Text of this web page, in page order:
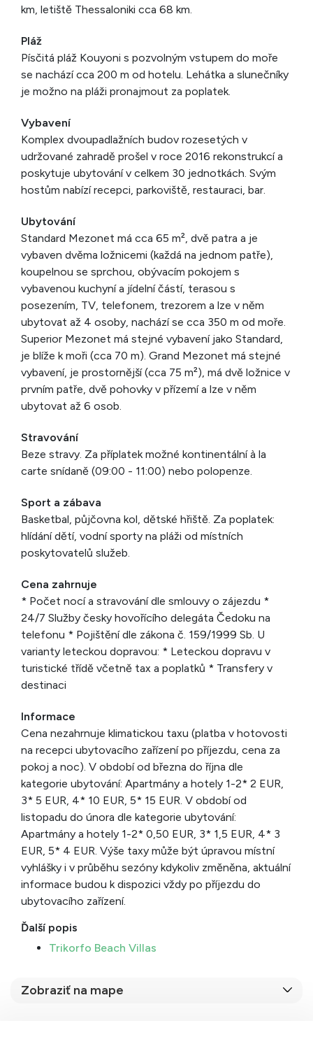
km, letiště Thessaloniki cca 68 km.
Pláž
Písčitá pláž Kouyoni s pozvolným vstupem do moře
se nachází cca 200 m od hotelu. Lehátka a slunečníky
je možno na pláži pronajmout za poplatek.
Vybavení
Komplex dvoupadlažních budov rozesetých v
udržované zahradě prošel v roce 2016 rekonstrukcí a
poskytuje ubytování v celkem 30 jednotkách. Svým
hostům nabízí recepci, parkoviště, restauraci, bar.
Ubytování
Standard Mezonet má cca 65 m², dvě patra a je
vybaven dvěma ložnicemi (každá na jednom patře),
koupelnou se sprchou, obývacím pokojem s
vybavenou kuchyní a jídelní částí, terasou s
posezením, TV, telefonem, trezorem a lze v něm
ubytovat až 4 osoby, nachází se cca 350 m od moře.
Superior Mezonet má stejné vybavení jako Standard,
je blíže k moři (cca 70 m). Grand Mezonet má stejné
vybavení, je prostornější (cca 75 m²), má dvě ložnice v
prvním patře, dvě pohovky v přízemí a lze v něm
ubytovat až 6 osob.
Stravování
Beze stravy. Za příplatek možné kontinentální à la
carte snídaně (09:00 - 11:00) nebo polopenze.
Sport a zábava
Basketbal, půjčovna kol, dětské hřiště. Za poplatek:
hlídání dětí, vodní sporty na pláži od místních
poskytovatelů služeb.
Cena zahrnuje
* Počet nocí a stravování dle smlouvy o zájezdu *
24/7 Služby česky hovořícího delegáta Čedoku na
telefonu * Pojištění dle zákona č. 159/1999 Sb. U
varianty leteckou dopravou: * Leteckou dopravu v
turistické třídě včetně tax a poplatků * Transfery v
destinaci
Informace
Cena nezahrnuje klimatickou taxu (platba v hotovosti
na recepci ubytovacího zařízení po příjezdu, cena za
pokoj a noc). V období od března do října dle
kategorie ubytování: Apartmány a hotely 1-2* 2 EUR,
3* 5 EUR, 4* 10 EUR, 5* 15 EUR. V období od
listopadu do února dle kategorie ubytování:
Apartmány a hotely 1-2* 0,50 EUR, 3* 1,5 EUR, 4* 3
EUR, 5* 4 EUR. Výše taxy může být úpravou místní
vyhlášky i v průběhu sezóny kdykoliv změněna, aktuální
informace budou k dispozici vždy po příjezdu do
ubytovacího zařízení.
Ďalší popis
Trikorfo Beach Villas
Zobraziť na mape